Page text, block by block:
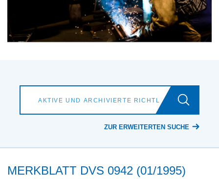
ZUR ERWEITERTEN SUCHE
MERKBLATT DVS 0942 (01/1995)